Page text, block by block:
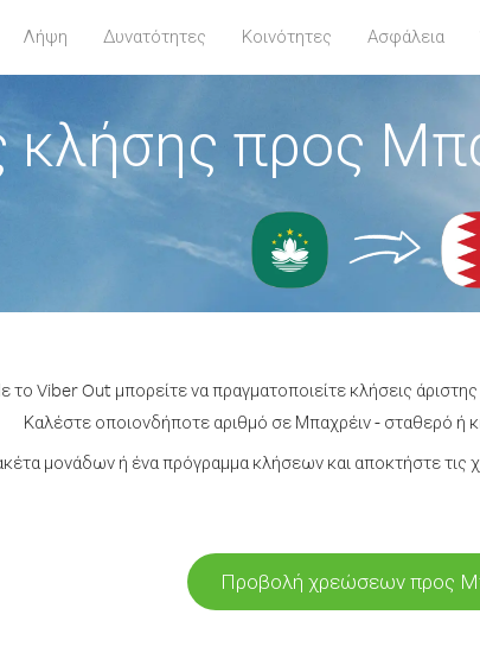
Λήψη Δυνατότητες Κοινότητες Ασφάλεια
κλήσης προς
το Viber Out μπορείτε να πραγματοποιείτε κλήσεις
Καλέστε οποιονδήποτε αριθμό σε Μπαχρέιν - σταθερό ή
μονάδων ή ένα πρόγραμμα κλήσεων και αποκτήστε
Προβολή χρεώσεων προς